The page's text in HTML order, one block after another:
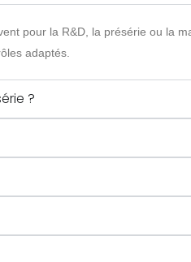
pour la R&D, la présérie ou la
adaptés.
?